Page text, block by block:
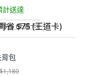
計送達
$75 (王道卡)
背包
$1,180